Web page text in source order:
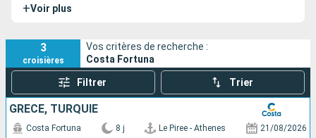
+Voir plus
3
croisières
Vos critères de recherche :
Costa Fortuna
Filtrer Trier
GRÈCE, TURQUIE
Costa Fortuna 8 j Le Piree - Athenes 21/08/2026